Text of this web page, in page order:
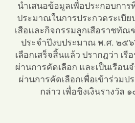
นำเสนอข้อมูลเพื่อประกอบกา
ประมาณในการประกวดระเบี
เสือและกิจกรรมลูกเสือราชทั
ประจำปีงบประมาณ พ.ศ. ๒๕
เลือกเสร็จสิ้นแล้ว ปรากฎว่า เรื
ผ่านการคัดเลือก และเป็นเรือน
ผ่านการคัดเลือกเพื่อเข้าร่วมป
กล่าว เพื่อชิงเงินรางวัล